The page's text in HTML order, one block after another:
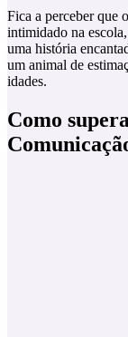
Fica a perceber que
intimidado na
uma história
um animal de
idades.
Como